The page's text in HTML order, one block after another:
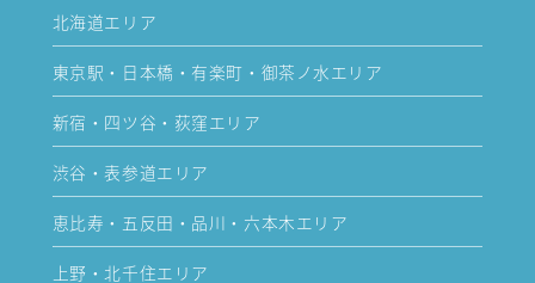
北海道エリア
東京駅・日本橋・有楽町・御茶ノ水エリア
新宿・四ツ谷・荻窪エリア
渋谷・表参道エリア
恵比寿・五反田・品川・六本木エリア
上野・北千住エリア